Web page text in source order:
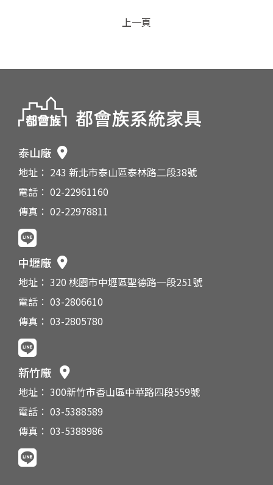
上一頁
泰山廠
地址： 243 新北市泰山區泰林路二段38號
電話： 02-22961160
傳真： 02-22978811
中壢廠
地址： 320 桃園市中壢區聖德路一段251號
電話： 03-2806610
傳真： 03-2805780
新竹廠
地址： 300新竹市香山區中華路四段559號
電話： 03-5388589
傳真： 03-5388986